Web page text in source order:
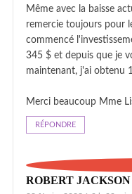
Même avec la baisse
remercie toujours pour
commencé
345 $ et depuis que je
maintenant, j'ai obtenu
Merci beaucoup Mme
RÉPONDRE
ROBERT JACKSON